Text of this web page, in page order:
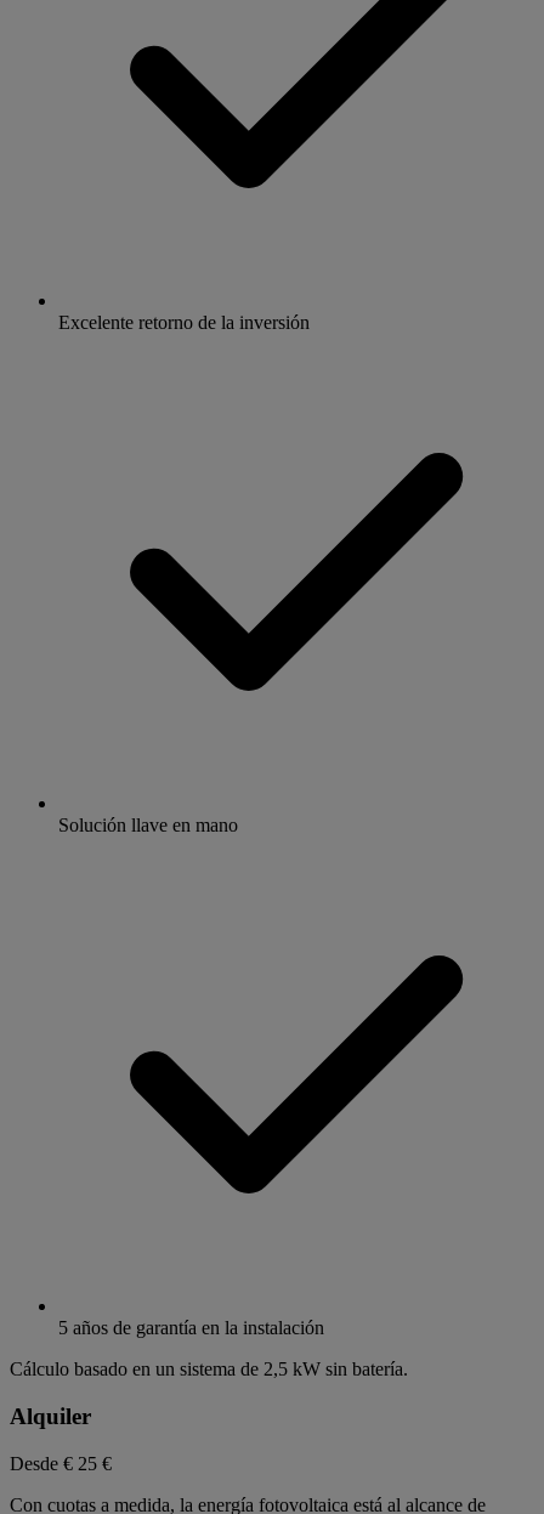
Excelente retorno de la inversión
Solución llave en mano
5 años de garantía en la instalación
Cálculo basado en un sistema de 2,5 kW sin batería.
Alquiler
Desde € 25 €
Con cuotas a medida, la energía fotovoltaica está al alcance de